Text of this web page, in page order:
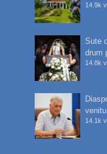
14.9k
Sute
drum
14.8k
14.1k